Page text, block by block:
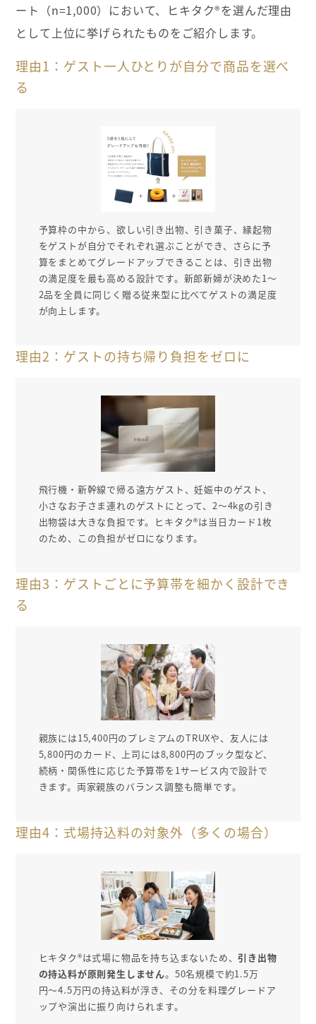
ート（n=1,000）において、ヒキタク®を選んだ理由
として上位に挙げられたものをご紹介します。
理由1：ゲスト一人ひとりが自分で商品を選べ
る
予算枠の中から、欲しい引き出物、引き菓子、縁起物
をゲストが自分でそれぞれ選ぶことができ、さらに予
算をまとめてグレードアップできることは、引き出物
の満足度を最も高める設計です。新郎新婦が決めた1〜
2品を全員に同じく贈る従来型に比べてゲストの満足度
が向上します。
理由2：ゲストの持ち帰り負担をゼロに
飛行機・新幹線で帰る遠方ゲスト、妊娠中のゲスト、
小さなお子さま連れのゲストにとって、2〜4kgの引き
出物袋は大きな負担です。ヒキタク®は当日カード1枚
のため、この負担がゼロになります。
理由3：ゲストごとに予算帯を細かく設計でき
る
親族には15,400円のプレミアムのTRUXや、友人には
5,800円のカード、上司には8,800円のブック型など、
続柄・関係性に応じた予算帯を1サービス内で設計で
きます。両家親族のバランス調整も簡単です。
理由4：式場持込料の対象外（多くの場合）
ヒキタク®は式場に物品を持ち込まないため、 引き出物
の持込料が原則発生しません。50名規模で約1.5万
円〜4.5万円の持込料が浮き、その分を料理グレードア
ップや演出に振り向けられます。